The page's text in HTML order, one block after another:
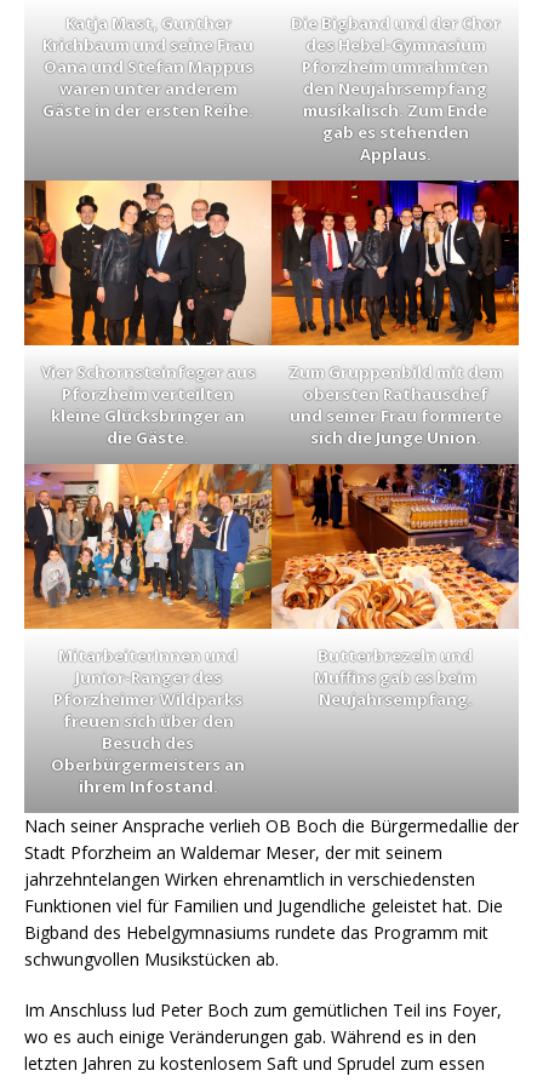
Katja Mast, Gunther
Krichbaum und seine Frau
Oana und Stefan Mappus
waren unter anderem
Gäste in der ersten Reihe.
Die Bigband und der Chor
des Hebel-Gymnasium
Pforzheim umrahmten
den Neujahrsempfang
musikalisch. Zum Ende
gab es stehenden
Applaus.
Vier Schornsteinfeger aus
Pforzheim verteilten
kleine Glücksbringer an
die Gäste.
Zum Gruppenbild mit dem
obersten Rathauschef
und seiner Frau formierte
sich die Junge Union.
MitarbeiterInnen und
Junior-Ranger des
Pforzheimer Wildparks
freuen sich über den
Besuch des
Oberbürgermeisters an
ihrem Infostand.
Butterbrezeln und
Muffins gab es beim
Neujahrsempfang.
Nach seiner Ansprache verlieh OB Boch die Bürgermedallie der
Stadt Pforzheim an Waldemar Meser, der mit seinem
jahrzehntelangen Wirken ehrenamtlich in verschiedensten
Funktionen viel für Familien und Jugendliche geleistet hat. Die
Bigband des Hebelgymnasiums rundete das Programm mit
schwungvollen Musikstücken ab.
Im Anschluss lud Peter Boch zum gemütlichen Teil ins Foyer,
wo es auch einige Veränderungen gab. Während es in den
letzten Jahren zu kostenlosem Saft und Sprudel zum essen